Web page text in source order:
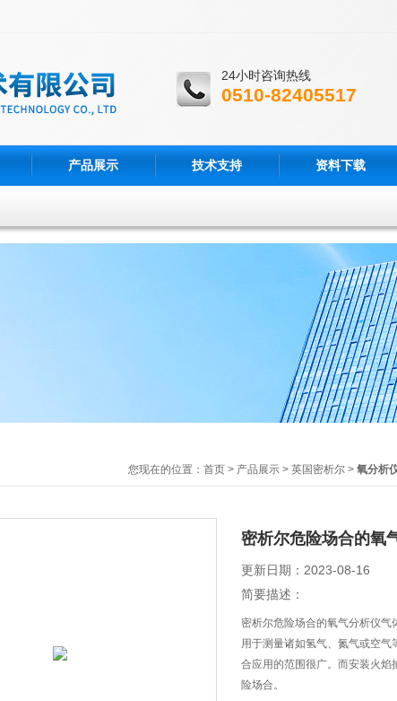
24小时咨询热线
0510-82405517
产品展示 技术支持 资料下载
您现在的位置： 首页 > 产品展示 > 英国密析尔 > 氧分析
密析尔危险场合的氧
更新日期：2023-08-16
简要描述：
密析尔危险场合的氧气分析仪气
用于测量诸如氢气、氮气或空
合应用的范围很广。而安装火焰
险场合。